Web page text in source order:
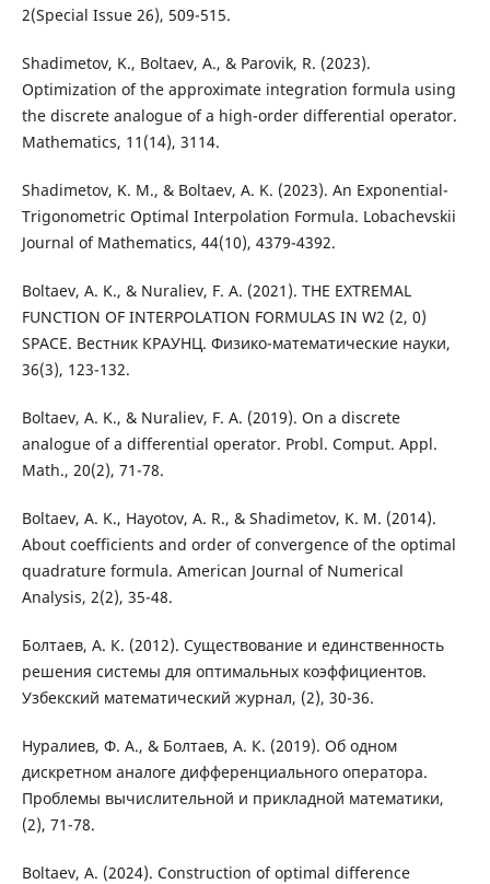
2(Special Issue 26), 509-515.
Shadimetov, K., Boltaev, A., & Parovik, R. (2023).
Optimization of the approximate integration formula using
the discrete analogue of a high-order differential operator.
Mathematics, 11(14), 3114.
Shadimetov, K. M., & Boltaev, A. K. (2023). An Exponential-
Trigonometric Optimal Interpolation Formula. Lobachevskii
Journal of Mathematics, 44(10), 4379-4392.
Boltaev, A. K., & Nuraliev, F. A. (2021). THE EXTREMAL
FUNCTION OF INTERPOLATION FORMULAS IN W2 (2, 0)
SPACE. Вестник КРАУНЦ. Физико-математические науки,
36(3), 123-132.
Boltaev, A. K., & Nuraliev, F. A. (2019). On a discrete
analogue of a differential operator. Probl. Comput. Appl.
Math., 20(2), 71-78.
Boltaev, A. K., Hayotov, A. R., & Shadimetov, K. M. (2014).
About coefficients and order of convergence of the optimal
quadrature formula. American Journal of Numerical
Analysis, 2(2), 35-48.
Болтаев, А. К. (2012). Существование и единственность
решения системы для оптимальных коэффициентов.
Узбекский математический журнал, (2), 30-36.
Нуралиев, Ф. А., & Болтаев, А. К. (2019). Об одном
дискретном аналоге дифференциального оператора.
Проблемы вычислительной и прикладной математики,
(2), 71-78.
Boltaev, A. (2024). Construction of optimal difference